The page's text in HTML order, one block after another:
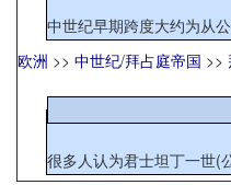
中世纪早期跨度大约为从
欧洲 >> 中世纪/拜占庭帝国 >>
很多人认为君士坦丁一世(